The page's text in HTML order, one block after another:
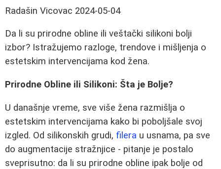
Radašin Vicovac 2024-05-04
Da li su prirodne obline ili veštački silikoni bolji
izbor? Istražujemo razloge, trendove i mišljenja o
estetskim intervencijama kod žena.
Prirodne Obline ili Silikoni: Šta je Bolje?
U današnje vreme, sve više žena razmišlja o
estetskim intervencijama kako bi poboljšale svoj
izgled. Od silikonskih grudi, filera u usnama, pa sve
do augmentacije stražnjice - pitanje je postalo
sveprisutno: da li su prirodne obline ipak bolje od